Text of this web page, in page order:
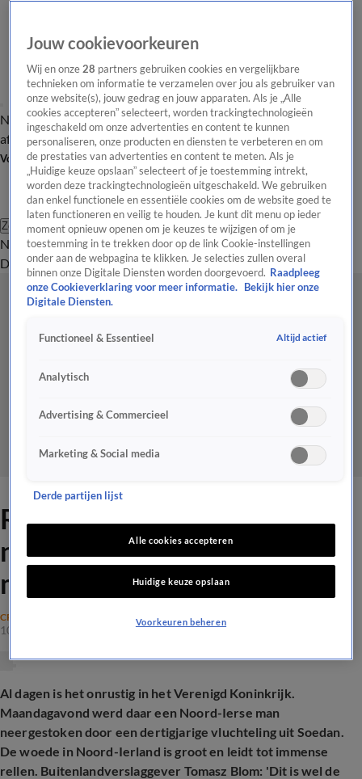
Nieuws van de DagOpinie van de Dag Onze categorieën Laatste
afleveringVideo's Nieuws van de Dag Podcast
Volg Nieuws van de Dag
Zoeken
Nieuws van de DagOpinie van de
Dag
Video'sUitzendingen PodcastPanelContact
Rellen in Noord-Ierland
nadat Soedanese vluchteling
man neersteekt op straat
CRIME
10 juni 2026, 19:14
Al dagen is het onrustig in het Verenigd Koninkrijk.
Maandagavond werd daar een Noord-Ierse man
neergestoken door een dertigjarige vluchteling uit Soedan.
De woede in Noord-Ierland is groot en leidt tot immense
rellen. Buitenlandverslaggever Tomasz Blom: 'Dit is wel de
Jouw cookievoorkeuren
Wij en onze28 partners gebruiken cookies en vergelijkbare
technieken om informatie te verzamelen over jou als gebruiker van
onze website(s), jouw gedrag en jouw apparaten. Als je „Alle
cookies accepteren” selecteert, worden trackingtechnologieën
ingeschakeld om onze advertenties en content te kunnen
personaliseren, onze producten en diensten te verbeteren en om
de prestaties van advertenties en content te meten. Als je
„Huidige keuze opslaan” selecteert of je toestemming intrekt,
worden deze trackingtechnologieën uitgeschakeld. We gebruiken
dan enkel functionele en essentiële cookies om de website goed te
laten functioneren en veilig te houden. Je kunt dit menu op ieder
moment opnieuw openen om je keuzes te wijzigen of om je
toestemming in te trekken door op de link Cookie-instellingen
onder aan de webpagina te klikken. Je selecties zullen overal
binnen onze Digitale Diensten worden doorgevoerd. Raadpleeg
onze Cookieverklaring voor meer informatie.
Bekijk hier onze
Digitale Diensten.
Functioneel & Essentieel Altijd actief
Analytisch
Advertising & Commercieel
Marketing & Social media
Derde partijen lijst
Alle cookies accepteren
Huidige keuze opslaan
Voorkeuren beheren